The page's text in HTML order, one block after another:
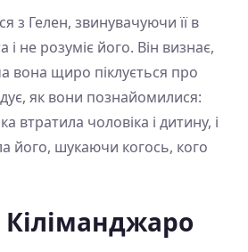
з Гелен, звинувачуючи її в
не розуміє його. Він визнає,
вона щиро піклується про
як вони познайомилися:
втратила чоловіка і дитину, і
його, шукаючи когось, кого